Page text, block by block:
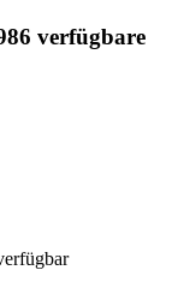
verfügbare